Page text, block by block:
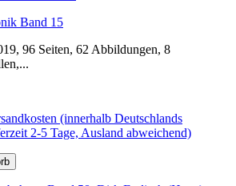
Band 15
96 Seiten, 62 Abbildungen, 8
(innerhalb Deutschlands
2-5 Tage, Ausland abweichend)